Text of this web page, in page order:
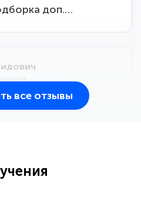
доп.…
методических
все отзывы